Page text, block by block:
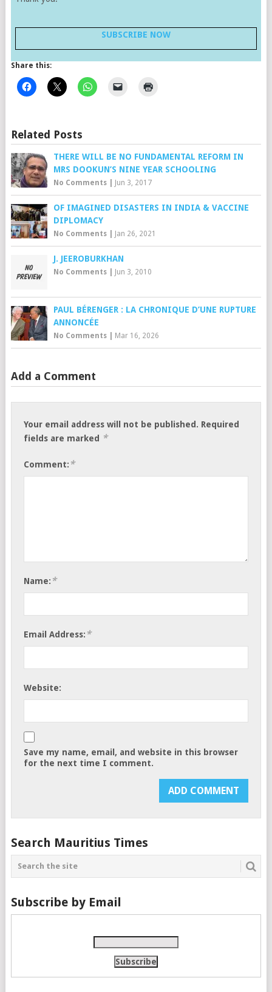
SUBSCRIBE NOW
Share this:
Related Posts
THERE WILL BE NO FUNDAMENTAL REFORM IN
MRS DOOKUN’S NINE YEAR SCHOOLING
No Comments| Jun 3, 2017
OF IMAGINED DISASTERS IN INDIA & VACCINE
DIPLOMACY
No Comments| Jan 26, 2021
J. JEEROBURKHAN
No Comments| Jun 3, 2010
PAUL BÉRENGER : LA CHRONIQUE D’UNE RUPTURE
ANNONCÉE
No Comments| Mar 16, 2026
Add a Comment
Your email address will not be published. Required
fields are marked
*
Comment: *
Name: *
Email Address: *
Website:
Save my name, email, and website in this browser
for the next time I comment.
Search Mauritius Times
Subscribe by Email